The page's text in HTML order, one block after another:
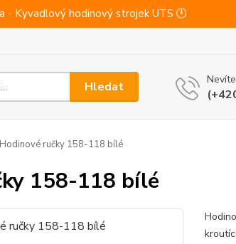
- Kyvadlový hodinový strojek UTS 🕛
Hledat
Hodinové ručky 158-118 bílé
158-118 bílé